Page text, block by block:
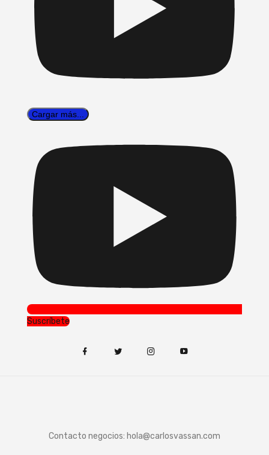
Cargar más...
Suscríbete
Contacto negocios: hola@carlosvassan.com